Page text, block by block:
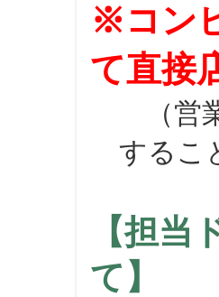
※コン
て直接
（営
するこ
【担当
て】